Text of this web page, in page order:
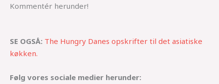
Kommentér herunder!
SE OGSÅ: The Hungry Danes opskrifter til det asiatiske
køkken.
Følg vores sociale medier herunder: